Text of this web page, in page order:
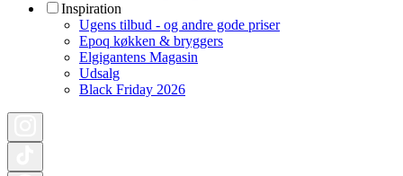
Inspiration
Ugens tilbud - og andre gode priser
Epoq køkken & bryggers
Elgigantens Magasin
Udsalg
Black Friday 2026